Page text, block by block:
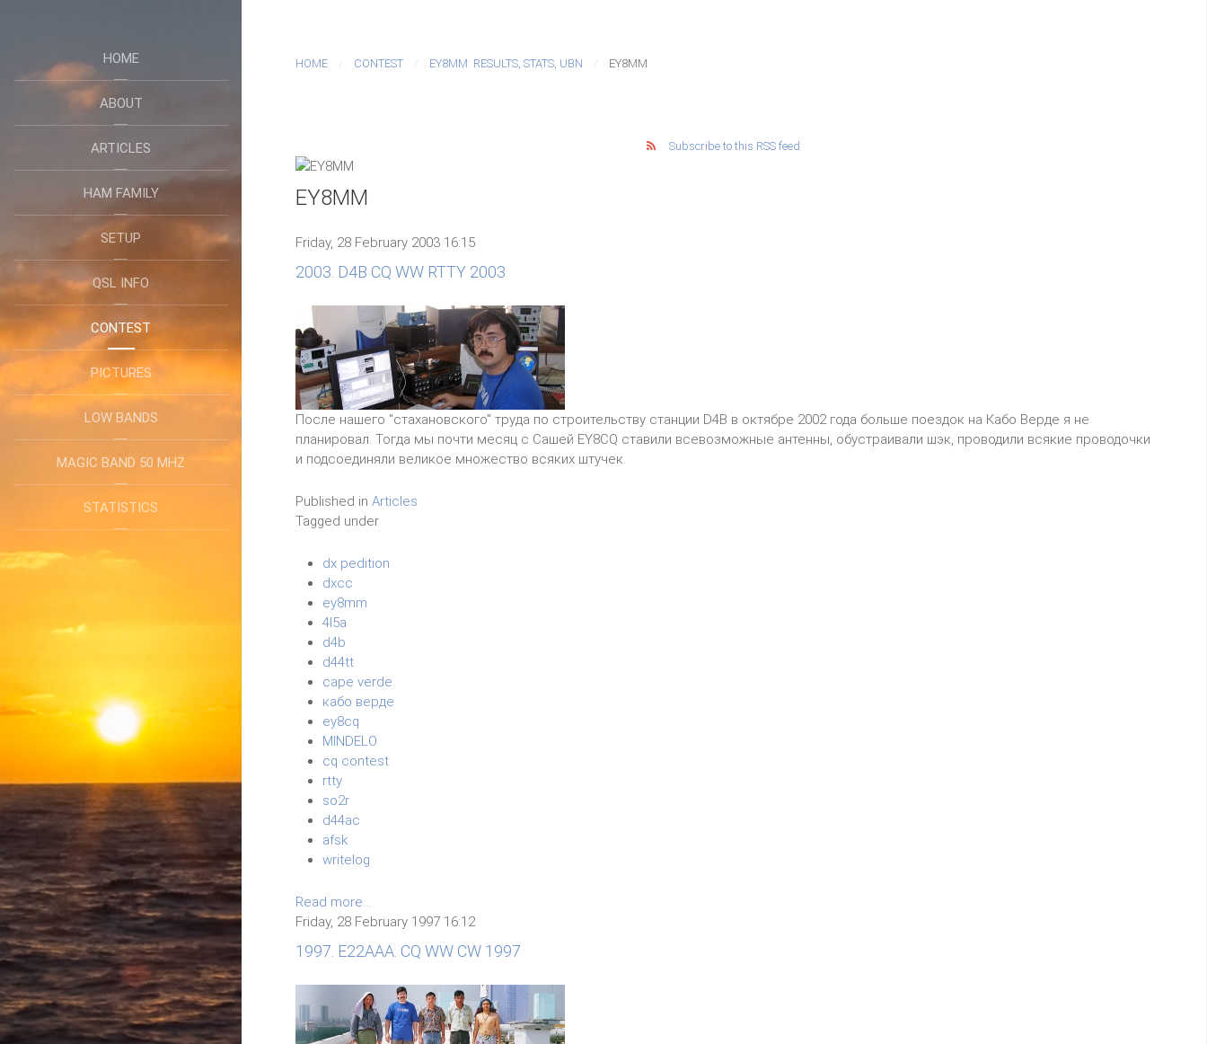
HOME
ABOUT
ARTICLES
HAM FAMILY
SETUP
QSL INFO
CONTEST
PICTURES
LOW BANDS
MAGIC BAND 50 MHZ
STATISTICS
HOME CONTEST EY8MM: RESULTS, STATS, UBN EY8MM
Subscribe to this RSS feed
EY8MM
Friday, 28 February 2003 16:15
2003. D4B CQ WW RTTY 2003
После нашего "стахановского" труда по строительству станции D4B в октябре 2002 года больше поездок на Кабо Верде я не
планировал. Тогда мы почти месяц с Сашей EY8CQ ставили всевозможные антенны, обустраивали шэк, проводили всякие проводочки
и подсоединяли великое множество всяких штучек.
Published in Articles
Tagged under
dx pedition
dxcc
ey8mm
4l5a
d4b
d44tt
cape verde
кабо верде
ey8cq
MINDELO
cq contest
rtty
so2r
d44ac
afsk
writelog
Read more...
Friday, 28 February 1997 16:12
1997. E22AAA. CQ WW CW 1997